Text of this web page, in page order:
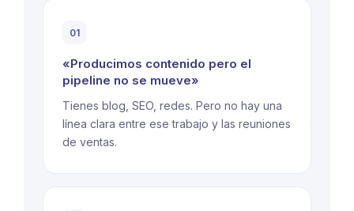
01
«Producimos contenido pero el
pipeline no se mueve»
Tienes blog, SEO, redes. Pero no hay una
línea clara entre ese trabajo y las reuniones
de ventas.